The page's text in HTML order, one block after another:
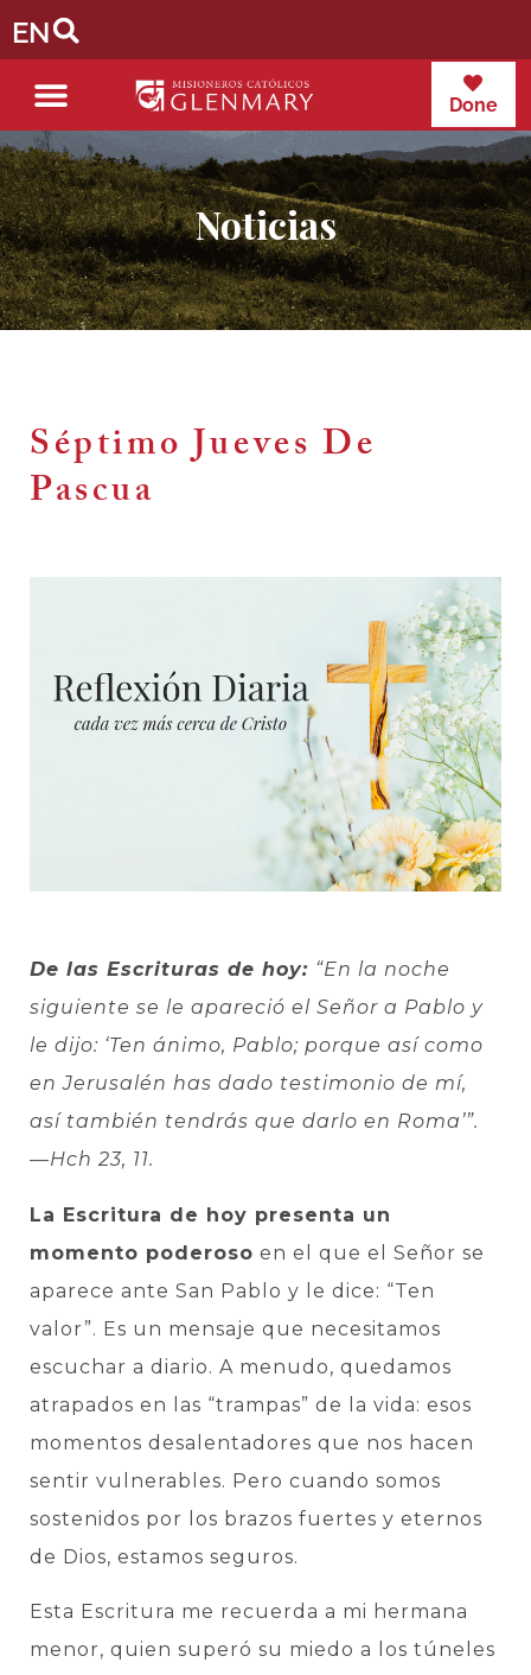
EN
Done
Noticias
Séptimo Jueves De
Pascua
De las Escrituras de hoy: “En la noche
siguiente se le apareció el Señor a Pablo y
le dijo: ‘Ten ánimo, Pablo; porque así como
en Jerusalén has dado testimonio de mí,
así también tendrás que darlo en Roma’”.
—Hch 23, 11.
La Escritura de hoy presenta un
momento poderoso en el que el Señor se
aparece ante San Pablo y le dice: “Ten
valor”. Es un mensaje que necesitamos
escuchar a diario. A menudo, quedamos
atrapados en las “trampas” de la vida: esos
momentos desalentadores que nos hacen
sentir vulnerables. Pero cuando somos
sostenidos por los brazos fuertes y eternos
de Dios, estamos seguros.
Esta Escritura me recuerda a mi hermana
menor, quien superó su miedo a los túneles